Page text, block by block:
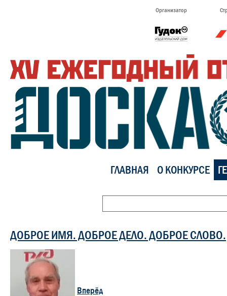
Организатор
ГЛАВНАЯ О КОНКУРСЕ
ДОБРОЕ ИМЯ. ДОБРОЕ ДЕЛО. ДОБРОЕ СЛОВО.
Вперёд